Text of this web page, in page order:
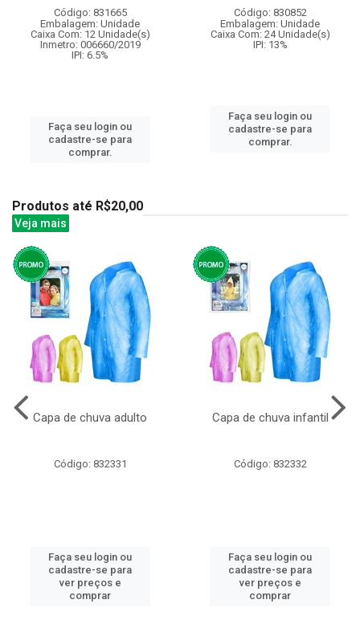
Código: 831665
Embalagem: Unidade
Caixa Com: 12 Unidade(s)
Inmetro: 006660/2019
IPI: 6.5%
Faça seu login ou
cadastre-se para
comprar.
Código: 830852
Embalagem: Unidade
Caixa Com: 24 Unidade(s)
IPI: 13%
Faça seu login ou
cadastre-se para
comprar.
Produtos até R$20,00
Veja mais
Capa de chuva adulto
Código: 832331
Faça seu login ou
cadastre-se para
ver preços e
comprar
Capa de chuva infantil
Código: 832332
Faça seu login ou
cadastre-se para
ver preços e
comprar